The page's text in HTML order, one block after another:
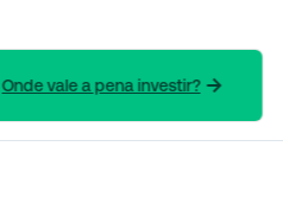
Onde vale a pena investir?